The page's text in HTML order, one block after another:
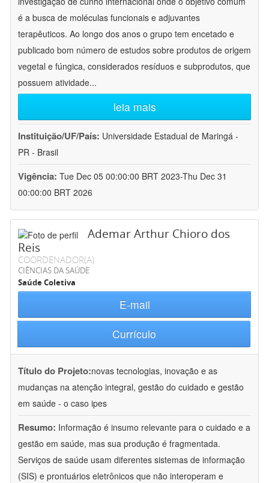
é a busca de moléculas funcionais e adjuvantes
terapêuticos. Ao longo dos anos o grupo tem encetado e
publicado bom número de estudos sobre produtos de origem
vegetal e fúngica, considerados resíduos e subprodutos, que
possuem atividade...
leia mais
Instituição/UF/País: Universidade Estadual de Maringá -
PR - Brasil
Vigência: Tue Dec 05 00:00:00 BRT 2023-Thu Dec 31
00:00:00 BRT 2026
Ademar Arthur Chioro dos
Reis
COORDENADOR(A)
CIÊNCIAS DA SAÚDE
Saúde Coletiva
E-mail
Currículo
Título do Projeto:novas tecnologias, inovação e as
mudanças na atenção integral, gestão do cuidado e gestão
em saúde - o caso ipes
Resumo: Informação é insumo relevante para o cuidado e a
gestão em saúde, mas sua produção é fragmentada.
Serviços de saúde usam diferentes sistemas de informação
(SIS) e prontuários eletrônicos que não interoperam e